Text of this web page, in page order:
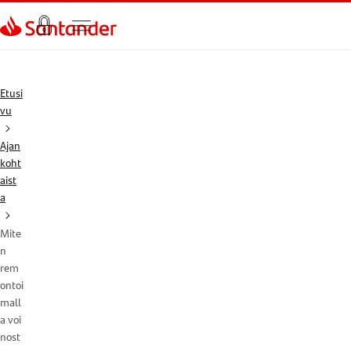
Siirry sivulle
Etusi
vu
Ajan
koht
aist
a
Mite
n
rem
ontoi
mall
a voi
nost